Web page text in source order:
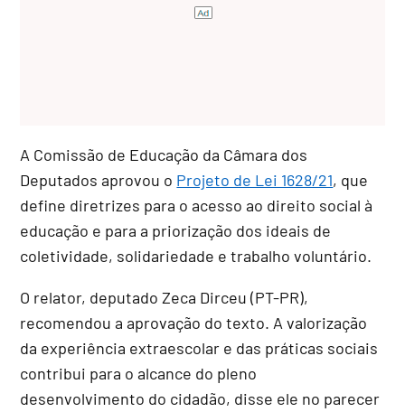
A Comissão de Educação da Câmara dos
Deputados aprovou o Projeto de Lei 1628/21, que
define diretrizes para o acesso ao direito social à
educação e para a priorização dos ideais de
coletividade, solidariedade e trabalho voluntário.
O relator, deputado Zeca Dirceu (PT-PR),
recomendou a aprovação do texto. A valorização
da experiência extraescolar e das práticas sociais
contribui para o alcance do pleno
desenvolvimento do cidadão, disse ele no parecer